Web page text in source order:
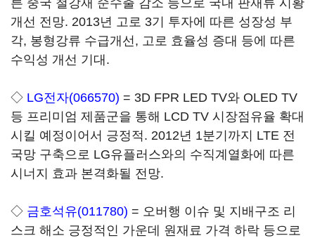
른 중국 철강재 순수출 감소 등으로 국내 판재류 시황
개선 전망. 2013년 고로 3기 투자에 따른 성장성 부
각, 봉형강류 수급개선, 고로 효율성 증대 등에 따른
수익성 개선 기대.
◇ LG전자(066570) = 3D FPR LED TV와 OLED TV
등 프리미엄 제품군을 통해 LCD TV 시장점유율 확대
시킬 예정이어서 긍정적. 2012년 1분기까지 LTE 전
국망 구축으로 LG유플러스와의 수직계열화에 따른
시너지 효과 본격화될 전망.
◇ 금호석유(011780) = 오버행 이슈 및 지배구조 리
스크 해소 긍정적인 가운데 원재료 가격 하락 등으로